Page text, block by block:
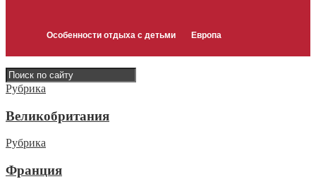
Особенности отдыха с детьми Европа
Рубрика
Великобритания
Рубрика
Франция